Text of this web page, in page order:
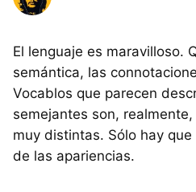
El lenguaje es maravilloso.
semántica, las
Vocablos que parecen
semejantes son,
muy distintas. Sólo hay
de las apariencias.